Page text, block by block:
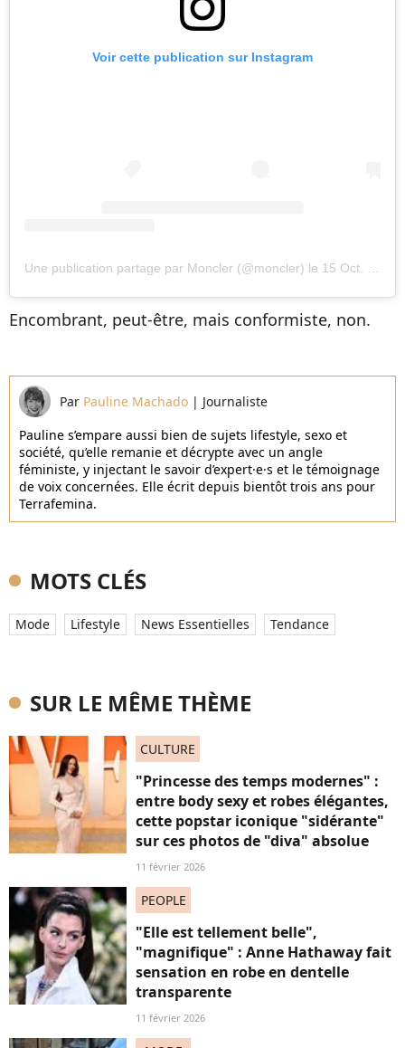
Voir cette publication sur Instagram
Une publication partage par Moncler (@moncler) le 15 Oct. 2018 9 :07 PDT
Encombrant, peut-être, mais conformiste, non.
Par Pauline Machado | Journaliste
Pauline s’empare aussi bien de sujets lifestyle, sexo et
société, qu’elle remanie et décrypte avec un angle
féministe, y injectant le savoir d’expert·e·s et le témoignage
de voix concernées. Elle écrit depuis bientôt trois ans pour
Terrafemina.
MOTS CLÉS
Mode Lifestyle News Essentielles Tendance
SUR LE MÊME THÈME
CULTURE
"Princesse des temps modernes" :
entre body sexy et robes élégantes,
cette popstar iconique "sidérante"
sur ces photos de "diva" absolue
11 février 2026
PEOPLE
"Elle est tellement belle",
"magnifique" : Anne Hathaway fait
sensation en robe en dentelle
transparente
11 février 2026